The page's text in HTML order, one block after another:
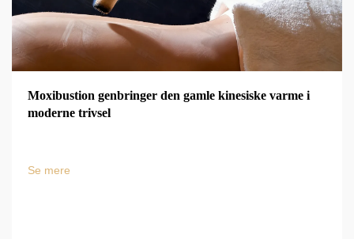
Moxibustion genbringer den gamle kinesiske varme i
moderne trivsel
Se mere